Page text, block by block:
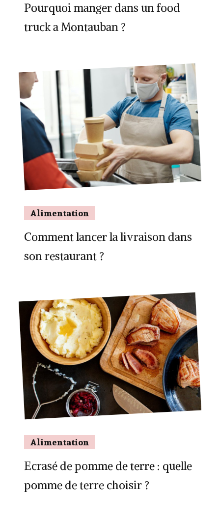
Pourquoi manger dans un food
truck a Montauban ?
Alimentation
Comment lancer la livraison dans
son restaurant ?
Alimentation
Ecrasé de pomme de terre : quelle
pomme de terre choisir ?